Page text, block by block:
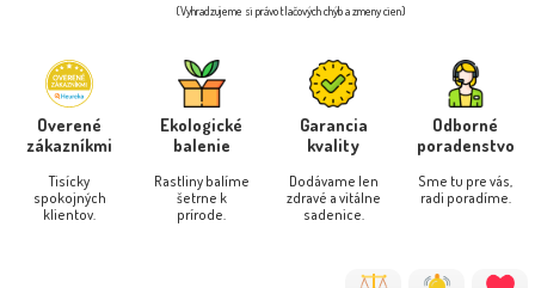
(Vyhradzujeme si právo tlačových chýb a zmeny cien)
Overené
zákazníkmi
Tisícky
spokojných
klientov.
Ekologické
balenie
Rastliny balíme
šetrne k
prírode.
Garancia
kvality
Dodávame len
zdravé a vitálne
sadenice.
Odborné
poradenstvo
Sme tu pre vás,
radi poradíme.